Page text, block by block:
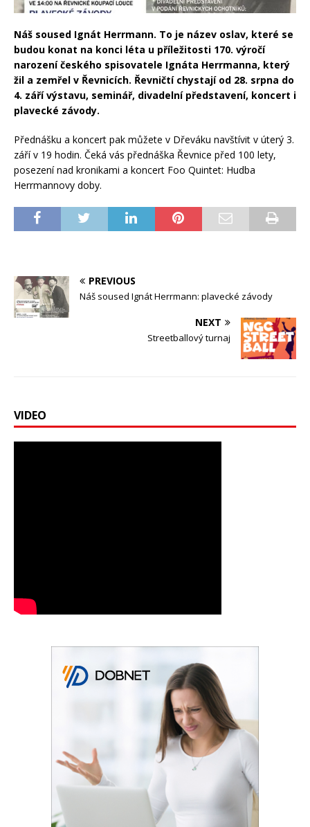
Náš soused Ignát Herrmann. To je název oslav, které se
budou konat na konci léta u příležitosti 170. výročí
narození českého spisovatele Ignáta Herrmanna, který
žil a zemřel v Řevnicích. Řevničtí chystají od 28. srpna do
4. září výstavu, seminář, divadelní představení, koncert i
plavecké závody.
Přednášku a koncert pak můžete v Dřeváku navštívit v úterý 3.
září v 19 hodin. Čeká vás přednáška Řevnice před 100 lety,
posezení nad kronikami a koncert Foo Quintet: Hudba
Herrmannovy doby.
PREVIOUS
Náš soused Ignát Herrmann: plavecké závody
NEXT
Streetballový turnaj
VIDEO